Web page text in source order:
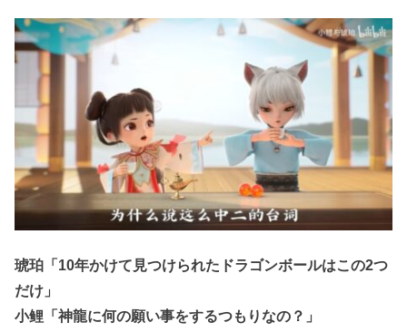
琥珀「10年かけて見つけられたドラゴンボールはこの2つ
だけ」
小鲤「神龍に何の願い事をするつもりなの？」